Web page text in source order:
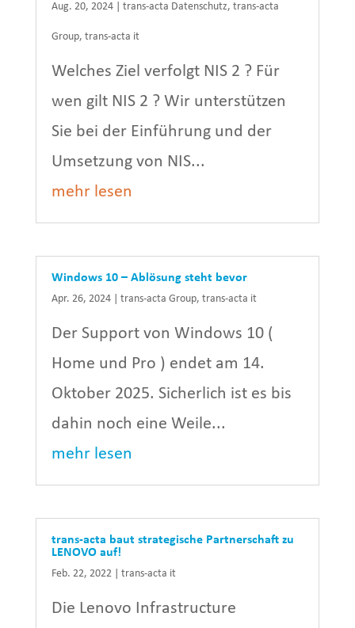
Aug. 20, 2024| trans-acta Datenschutz, trans-acta
Group, trans-acta it
Welches Ziel verfolgt NIS 2 ? Für
wen gilt NIS 2 ? Wir unterstützen
Sie bei der Einführung und der
Umsetzung von NIS...
mehr lesen
Windows 10 – Ablösung steht bevor
Apr. 26, 2024| trans-acta Group, trans-acta it
Der Support von Windows 10 (
Home und Pro ) endet am 14.
Oktober 2025. Sicherlich ist es bis
dahin noch eine Weile...
mehr lesen
trans-acta baut strategische Partnerschaft zu
LENOVO auf!
Feb. 22, 2022| trans-acta it
Die Lenovo Infrastructure